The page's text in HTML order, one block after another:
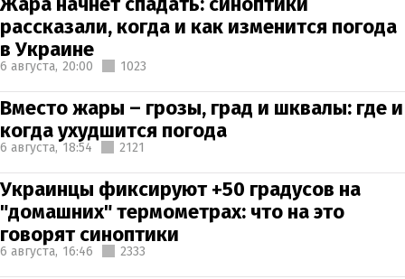
рассказали, когда и как изменится погода
в Украине
6 августа, 20:00 1023
Вместо жары – грозы, град и шквалы: где и
когда ухудшится погода
6 августа, 18:54 2121
Украинцы фиксируют +50 градусов на
"домашних" термометрах: что на это
говорят синоптики
6 августа, 16:46 2333